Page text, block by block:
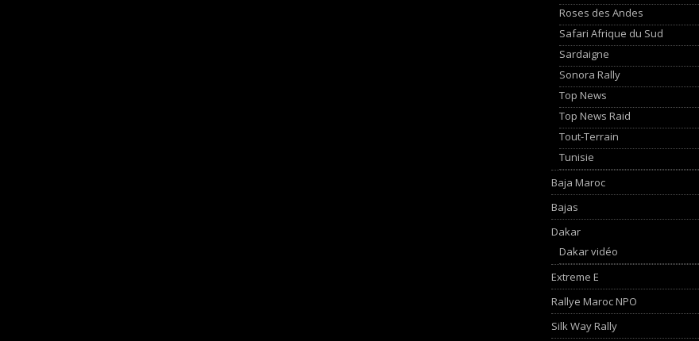
Roses des Andes
Safari Afrique du Sud
Sardaigne
Sonora Rally
Top News
Top News Raid
Tout-Terrain
Tunisie
Baja Maroc
Bajas
Dakar
Dakar vidéo
Extreme E
Rallye Maroc NPO
Silk Way Rally